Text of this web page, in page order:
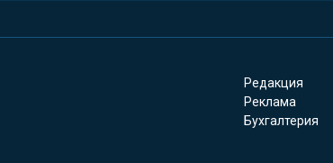
Редакция
Реклама
Бухгалтерия